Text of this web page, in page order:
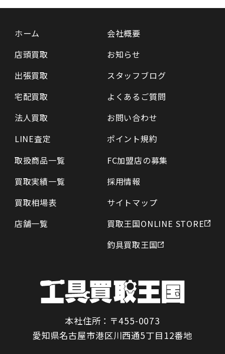
ホーム
店頭買取
出張買取
宅配買取
法人買取
LINE査定
取扱商品一覧
買取実績一覧
買取相場表
店舗一覧
会社概要
お知らせ
スタッフブログ
よくあるご質問
お問い合わせ
ポイント規約
FC加盟店の募集
採用情報
サイトマップ
買取王国ONLINE STORE
釣具買取王国
本社住所：〒455-0073
愛知県名古屋市港区川西通5丁目12番地